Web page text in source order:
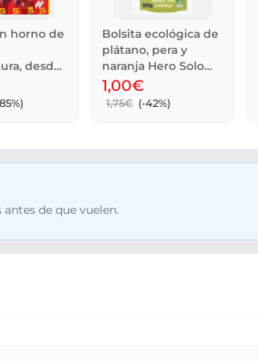
horno de
desde
Bolsita ecológica de
plátano, pera y
naranja Hero Solo
100 g
1,00€
1,75€ (-42%)
de que vuelen.